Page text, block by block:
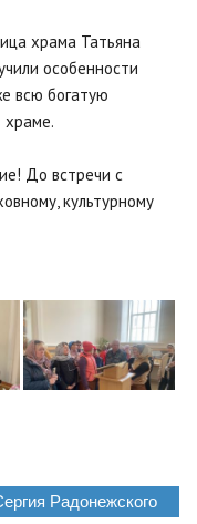
храма Татьяна
особенности
всю богатую
храме.
До встречи с
культурному
Радонежского